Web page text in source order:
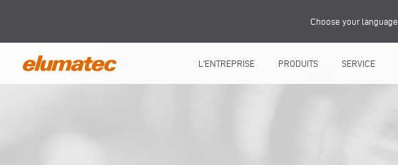
Choose your
L'ENTREPRISE PRODUITS SERVICE